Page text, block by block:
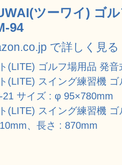
ツーワイ) ゴ
94
で詳しく見る
(LITE) ゴルフ場用品 発
(LITE) スイング練習機
21 サイズ : φ 95×780mm
(LITE) スイング練習機
、長さ : 870mm